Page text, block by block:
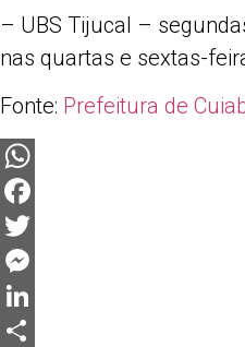
– UBS Tijucal –
nas quartas e sextas-
Fonte: Prefeitura de
WhatsApp
Facebook
Twitter
Messenger
LinkedIn